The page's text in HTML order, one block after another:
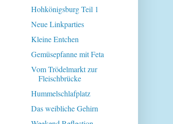
Hohkönigsburg Teil 1
Neue Linkparties
Kleine Entchen
Gemüsepfanne mit Feta
Vom Trödelmarkt zur
Fleischbrücke
Hummelschlafplatz
Das weibliche Gehirn